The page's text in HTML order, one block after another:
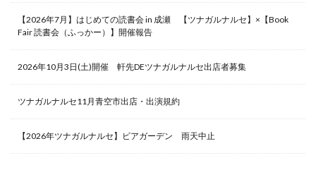
【2026年7月】はじめての読書会 in 成瀬 【ツナガルナルセ】×【Book
Fair 読書会（ふっかー）】開催報告
2026年10月3日(土)開催 軒先DEツナガルナルセ出店者募集
ツナガルナルセ11月青空市出店・出演規約
【2026年ツナガルナルセ】ビアガーデン 雨天中止